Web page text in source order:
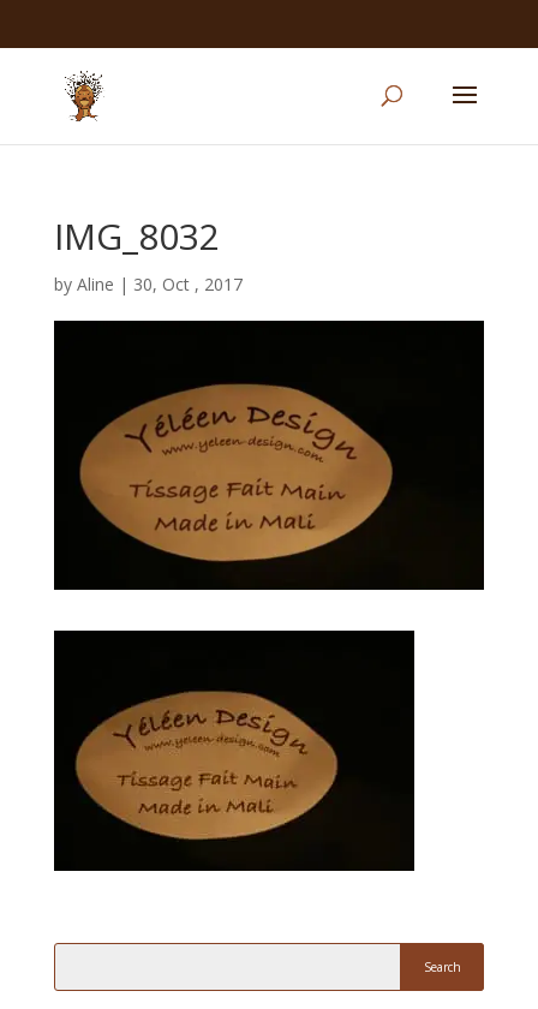
IMG_8032
by Aline | 30, Oct , 2017